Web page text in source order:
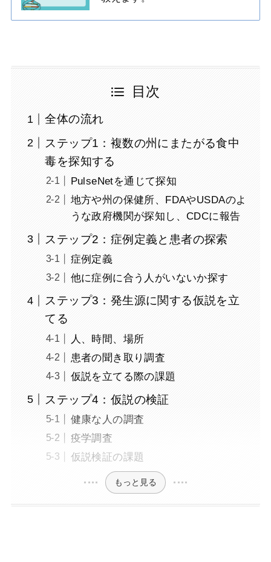
目次
全体の流れ
ステップ1：複数の州にまたがる食中
毒を探知する
PulseNetを通じて探知
地方や州の保健所、FDAやUSDAのよ
うな政府機関が探知し、CDCに報告
ステップ2：症例定義と患者の探索
症例定義
他に症例に合う人がいないか探す
ステップ3：発生源に関する仮説を立
てる
人、時間、場所
患者の聞き取り調査
仮説を立てる際の課題
ステップ4：仮説の検証
健康な人の調査
疫学調査
仮説検証の課題
もっと見る